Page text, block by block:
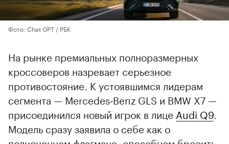
Фото: Chat GPT / РБК
На рынке премиальных полноразмерных
кроссоверов назревает серьезное
противостояние. К устоявшимся лидерам
сегмента — Mercedes‑Benz GLS и BMW X7 —
присоединился новый игрок в лице Audi Q9
Модель сразу заявила о себе как о